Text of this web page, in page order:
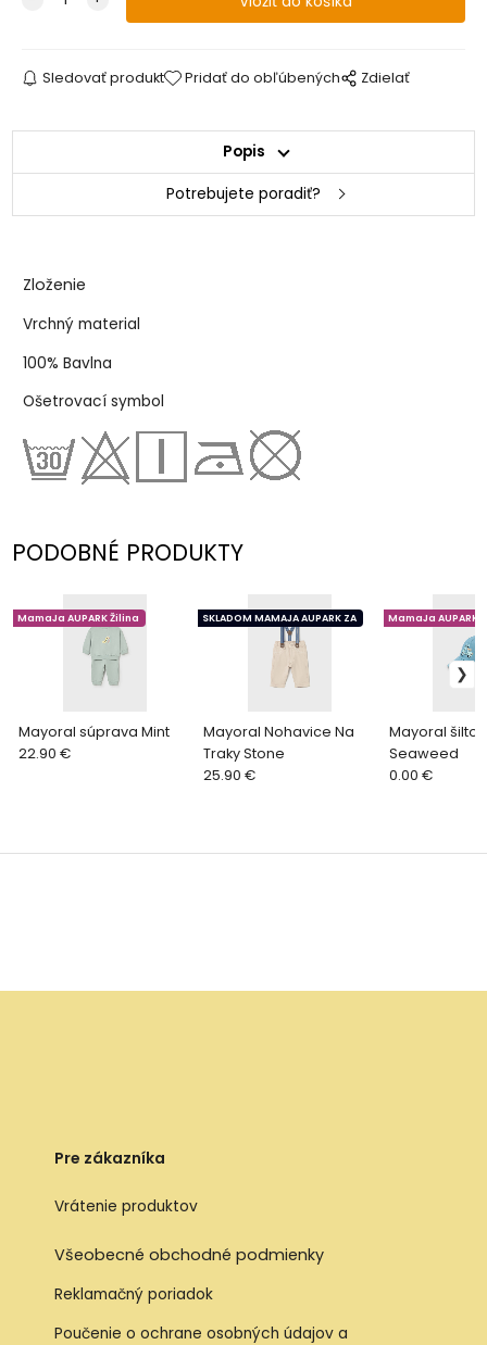
Sledovať produkt Pridať do obľúbených Zdielať
Popis
Potrebujete poradiť?
Zloženie
Vrchný material
100% Bavlna
Ošetrovací symbol
PODOBNÉ PRODUKTY
Mayoral súprava Mint
MamaJa AUPARK Žilina
22.90 €
Mayoral Nohavice Na
Traky Stone
SKLADOM MAMAJA AUPARK ZA
25.90 €
Mayoral
Seaweed
MamaJa AUPARK
0.00 €
Pre zákazníka
Vrátenie produktov
Všeobecné obchodné podmienky
Reklamačný poriadok
Poučenie o ochrane osobných údajov a